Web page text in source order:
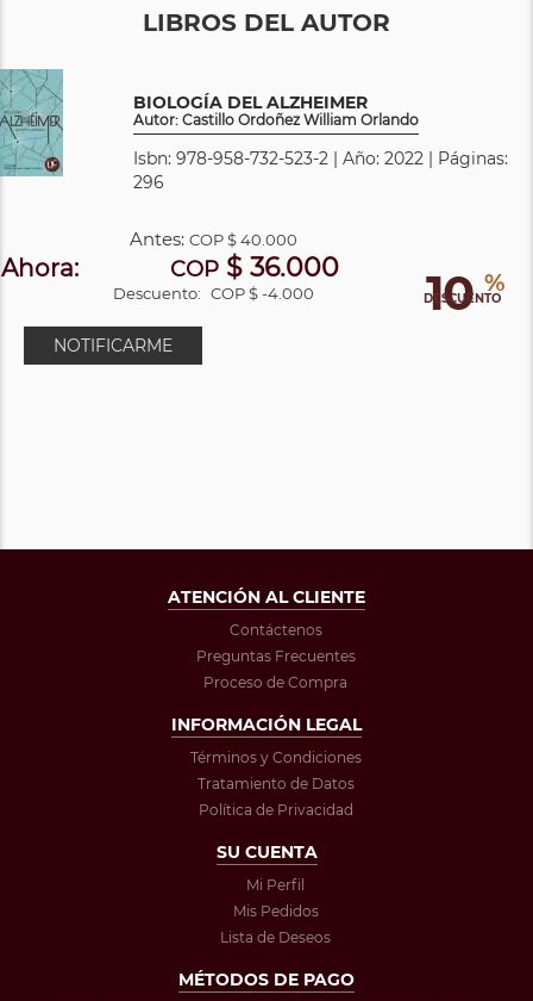
LIBROS DEL AUTOR
BIOLOGÍA DEL ALZHEIMER
Autor: Castillo Ordoñez William Orlando
Isbn: 978-958-732-523-2 | Año: 2022 | Páginas:
296
10 %
DESCUENTO
Antes: COP$ 40.000
Ahora: COP $ 36.000
Descuento: COP $ -4.000
NOTIFICARME
ATENCIÓN AL CLIENTE
Contáctenos
Preguntas Frecuentes
Proceso de Compra
INFORMACIÓN LEGAL
Términos y Condiciones
Tratamiento de Datos
Política de Privacidad
SU CUENTA
Mi Perfil
Mis Pedidos
Lista de Deseos
MÉTODOS DE PAGO